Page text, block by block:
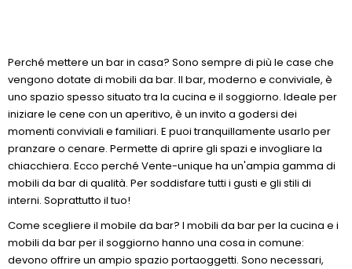
Perché mettere un bar in casa? Sono sempre di più le case che
vengono dotate di mobili da bar. Il bar, moderno e conviviale, è
uno spazio spesso situato tra la cucina e il soggiorno. Ideale per
iniziare le cene con un aperitivo, è un invito a godersi dei
momenti conviviali e familiari. E puoi tranquillamente usarlo per
pranzare o cenare. Permette di aprire gli spazi e invogliare la
chiacchiera. Ecco perché Vente-unique ha un'ampia gamma di
mobili da bar di qualità. Per soddisfare tutti i gusti e gli stili di
interni. Soprattutto il tuo!
Come scegliere il mobile da bar? I mobili da bar per la cucina e i
mobili da bar per il soggiorno hanno una cosa in comune:
devono offrire un ampio spazio portaoggetti. Sono necessari,